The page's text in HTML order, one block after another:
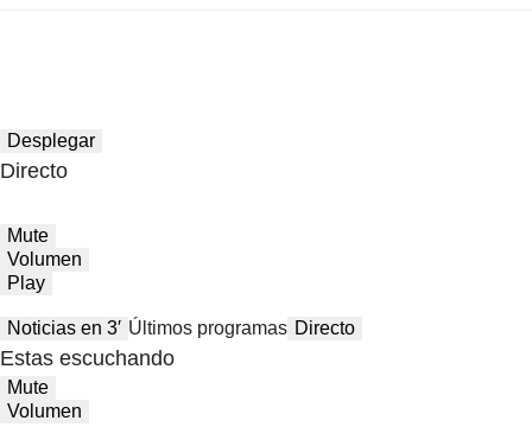
Desplegar
Directo
Mute
Volumen
Play
Noticias en 3′ Últimos programas Directo
Estas escuchando
Mute
Volumen